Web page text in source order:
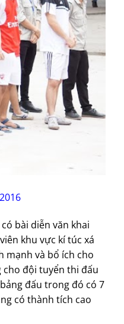
bài diễn văn khai
khu vực kí túc xá
mạnh và bổ ích cho
đội tuyển thi đấu
đấu trong đó có 7
có thành tích cao